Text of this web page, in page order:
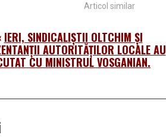
Articol similar
IERI, SINDICALIŞTII OLTCHIM ŞI
AUTORITĂŢILOR LOCALE AU
CU MINISTRUL VOSGANIAN.